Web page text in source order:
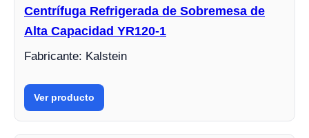
Centrífuga Refrigerada de Sobremesa de
Alta Capacidad YR120-1
Fabricante: Kalstein
Ver producto